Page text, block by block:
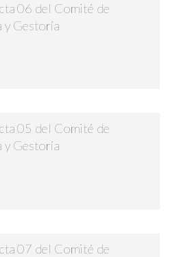
06 del Comité de
y Gestoría
05 del Comité de
y Gestoría
07 del Comité de